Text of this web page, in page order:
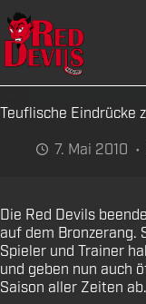
Zum
Inhalt
springen
Teuflische Eindrücke
7. Mai 2010
Die Red Devils
auf dem Bronzerang.
Spieler und Trainer
und geben nun auch
Saison aller Zeiten ab.